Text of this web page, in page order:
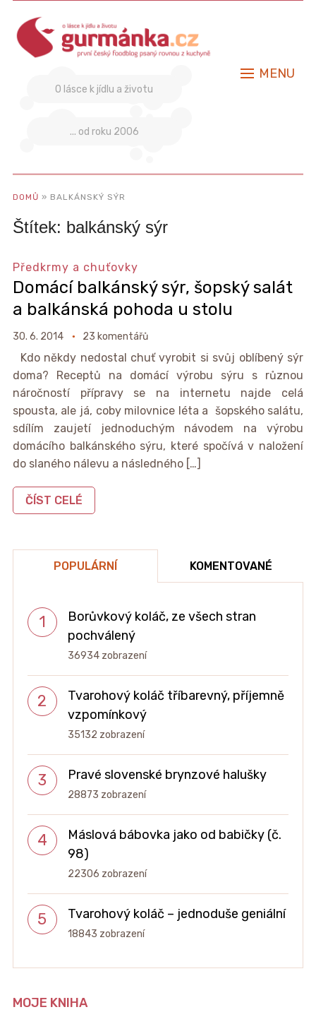
O lásce k jídlu a životu
... od roku 2006
MENU
DOMŮ » BALKÁNSKÝ SÝR
Štítek: balkánský sýr
Předkrmy a chuťovky
Domácí balkánský sýr, šopský salát
a balkánská pohoda u stolu
30. 6. 2014 23 komentářů
Kdo někdy nedostal chuť vyrobit si svůj oblíbený sýr
doma? Receptů na domácí výrobu sýru s různou
náročností přípravy se na internetu najde celá
spousta, ale já, coby milovnice léta a šopského salátu,
sdílím zaujetí jednoduchým návodem na výrobu
domácího balkánského sýru, které spočívá v naložení
do slaného nálevu a následného […]
ČÍST CELÉ
POPULÁRNÍ KOMENTOVANÉ
Borůvkový koláč, ze všech stran
pochválený
36934 zobrazení
Tvarohový koláč tříbarevný, příjemně
vzpomínkový
35132 zobrazení
Pravé slovenské brynzové halušky
28873 zobrazení
Máslová bábovka jako od babičky (č.
98)
22306 zobrazení
Tvarohový koláč – jednoduše geniální
18843 zobrazení
MOJE KNIHA